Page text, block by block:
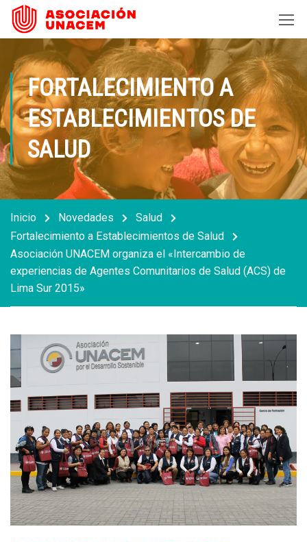
FORTALECIMIENTO A
ESTABLECIMIENTOS DE
SALUD
Inicio Novedades
Salud
Fortalecimiento a Establecimientos de Salud
Asociación UNACEM organiza el «Intercambio de
experiencias de Agentes Comunitarios de Salud (ACS) de
Lima Sur 2015»